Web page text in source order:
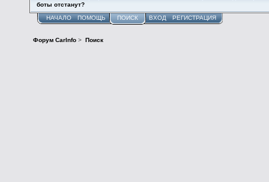
боты отстанут?
НАЧАЛО ПОМОЩЬ ПОИСК ВХОД РЕГИСТРАЦИЯ
Форум CarInfo > Поиск